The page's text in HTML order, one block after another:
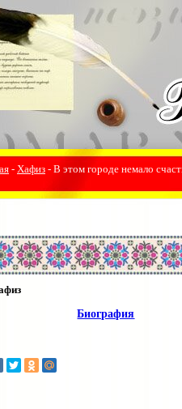
- Хафиз - В этом городе немало
Биография